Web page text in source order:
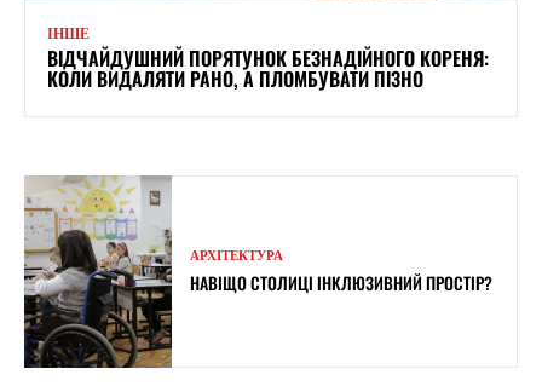
ІНШЕ
ВІДЧАЙДУШНИЙ ПОРЯТУНОК БЕЗНАДІЙНОГО КОРЕНЯ:
КОЛИ ВИДАЛЯТИ РАНО, А ПЛОМБУВАТИ ПІЗНО
АРХІТЕКТУРА
НАВІЩО СТОЛИЦІ ІНКЛЮЗИВНИЙ ПРОСТІР?